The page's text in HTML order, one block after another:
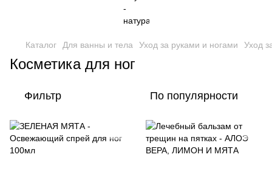
Каталог Для ванны и тела Уход за руками и ногами Уход
Косметика для ног
Фильтр По популярности